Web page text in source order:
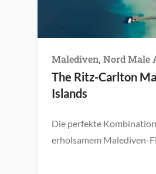
Malediven, Nord Male
The Ritz-Carlton
Islands
Die perfekte
erholsamem Malediven-